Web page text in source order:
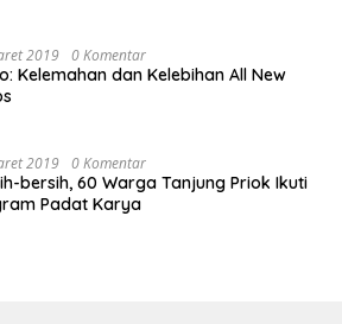
2019 0 Komentar
Kelemahan dan Kelebihan All New
2019 0 Komentar
bersih, 60 Warga Tanjung Priok Ikuti
Padat Karya